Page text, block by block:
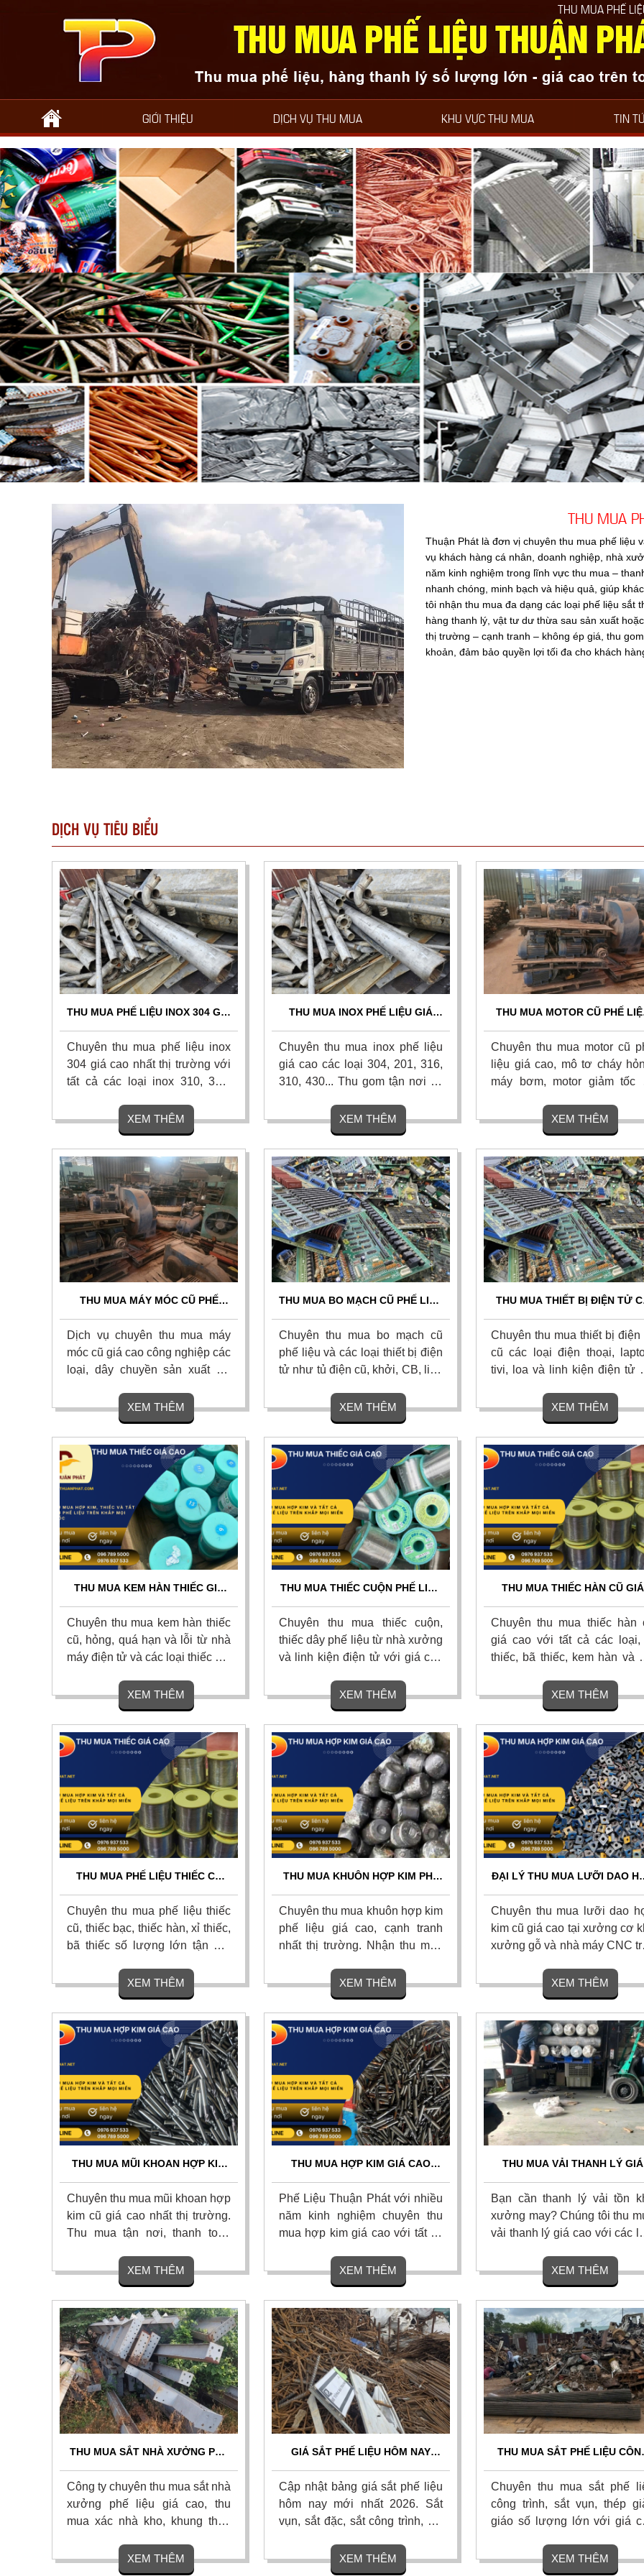
THU MUA PHẾ LIỆU THUẬN PHÁT
GIỚI THIỆU DỊCH VỤ THU MUA KHU VỰC THU MUA TIN
THU MUA
Thuận Phát là đơn vị chuyên thu mua phế liệu
vụ khách hàng cá nhân, doanh nghiệp, nhà
năm kinh nghiệm trong lĩnh vực thu mua –
nhanh chóng, minh bạch và hiệu quả, giúp
tôi nhận thu mua đa dạng các loại phế liệu sắt
hàng thanh lý, vật tư dư thừa sau sản xuất
thị trường – cạnh tranh – không ép giá, thu
khoản, đảm bảo quyền lợi tối đa cho khách
DỊCH VỤ TIÊU BIỂU
THU MUA PHẾ LIỆU INOX 304 GIÁ
BÁO GIÁ NGAY
Chuyên thu mua phế liệu inox
304 giá cao nhất thị trường với
tất cả các loại inox 310, 316,
nghiệp, nhà máy, công trình.
Quy trình cân đo uy tín, thanh
toán nhanh. Hoa hồng cao. Liên
hệ ngay để nhận báo giá hôm
nay!
XEM THÊM
THU MUA INOX PHẾ LIỆU GIÁ
TOÁN NHANH 24/7
Chuyên thu mua inox phế liệu
giá cao các loại 304, 201, 316,
310, 430... Thu gom tận nơi tại
Cân đo chính xác, thanh toán
liền tay 1 lần, chiết khấu hoa
hồng cao cho người giới thiệu.
Liên hệ ngay.
XEM THÊM
THU MUA MOTOR CŨ PHẾ
TOÀN QUỐC
Chuyên thu mua motor cũ
liệu giá cao, mô tơ cháy
máy bơm, motor giảm tốc
mua tận nơi. Thanh toán
mặt nhanh gọn, bốc xếp
ngày, có hoa hồng cao. Liên
ngay.
XEM THÊM
THU MUA MÁY MÓC CŨ PHẾ
TẬN NƠI 24/7
Dịch vụ chuyên thu mua máy
móc cũ giá cao công nghiệp các
loại, dây chuyền sản xuất hư
giá cao sát thị trường. Chúng tôi
cam kết thanh toán nhanh
chóng, tháo dỡ và vận chuyển
miễn phí tận nơi toàn quốc.
XEM THÊM
THU MUA BO MẠCH CŨ PHẾ LIỆU
24/7
Chuyên thu mua bo mạch cũ
phế liệu và các loại thiết bị điện
tử như tủ điện cũ, khởi, CB, linh
hiện nay trên khắp mọi miền tổ
quốc. Cam kết thu mua tận nơi,
uy tín, chuyên nghiệp. Liên hệ
ngay.
XEM THÊM
THU MUA THIẾT BỊ ĐIỆN TỬ
ĐỊNH GIÁ NHANH CHÓNG
Chuyên thu mua thiết bị điện
cũ các loại điện thoại,
tivi, loa và linh kiện điện tử
nhất thị trường. Thu mua
nơi, thủ tục nhanh gọn,
toán nhanh dứt điểm
phút. Liên hệ ngay.
XEM THÊM
THU MUA KEM HÀN THIẾC GIÁ
ĐỊNH GIÁ CHÍNH XÁC
Chuyên thu mua kem hàn thiếc
cũ, hỏng, quá hạn và lỗi từ nhà
máy điện tử và các loại thiếc giá
tận nơi 24/7, định giá minh bạch
theo hàm lượng thiếc, thanh
toán nhanh gọn dứt điểm. Liên
hệ ngay.
XEM THÊM
THU MUA THIẾC CUỘN PHẾ LIỆU
GOM TẬN NƠI 24/7
Chuyên thu mua thiếc cuộn,
thiếc dây phế liệu từ nhà xưởng
và linh kiện điện tử với giá cao
uy tín, thanh toán nhanh một
lần, vận chuyển tận nơi và chiết
khấu hoa hồng hấp dẫn. Liên
hệ ngay.
XEM THÊM
THU MUA THIẾC HÀN CŨ GIÁ
TẬN NƠI, THANH TOÁN
Chuyên thu mua thiếc hàn
giá cao với tất cả các loại,
thiếc, bã thiếc, kem hàn và
với giá cao nhất thị trường,
kết định giá minh bạch, bốc
tận nơi và thanh toán dứt
Liên hệ ngay
XEM THÊM
THU MUA PHẾ LIỆU THIẾC CŨ
GIÁ NGAY, THANH TOÁN TIỀN
MẶT
Chuyên thu mua phế liệu thiếc
cũ, thiếc bạc, thiếc hàn, xỉ thiếc,
bã thiếc số lượng lớn tận nơi
gom nhanh, vận chuyển miễn
phí, thanh toán liền tay và có
hoa hồng cao cho người giới
thiệu. Liên hệ ngay để nhận báo
XEM THÊM
THU MUA KHUÔN HỢP KIM PHẾ
TOÀN QUỐC
Chuyên thu mua khuôn hợp kim
phế liệu giá cao, cạnh tranh
nhất thị trường. Nhận thu mua
mũi khoan, chip hợp kim cũ
hỏng tận nơi. Cân đo uy tín,
khảo sát nhanh chóng, thanh
toán nhanh. Liên hệ ngay để
nhận báo giá chi tiết hôm nay!
XEM THÊM
ĐẠI LÝ THU MUA LƯỠI DAO
GIÁ CAO
Chuyên thu mua lưỡi dao
kim cũ giá cao tại xưởng cơ
xưởng gỗ và nhà máy CNC
gom tất cả các loại mảnh
tiện cũ, dao phay ngón
mũi khoan siêu cứng, chíp
liệu và lưỡi cưa hợp kim
mòn, gãy hoặc hư hỏng.
hệ ngay.
XEM THÊM
THU MUA MŨI KHOAN HỢP KIM
NƠI 24/7
Chuyên thu mua mũi khoan hợp
kim cũ giá cao nhất thị trường.
Thu mua tận nơi, thanh toán
chủng loại, hư hỏng, nứt vỡ từ
xưởng cơ khí. Liên hệ ngay để
nhận báo giá chính xác và ưu
đãi hoa hồng cao.
XEM THÊM
THU MUA HỢP KIM GIÁ CAO
NƠI, UY TÍN
Phế Liệu Thuận Phát với nhiều
năm kinh nghiệm chuyên thu
mua hợp kim giá cao với tất cả
chips, lưỡi dao hợp kim, khuôn
hợp kim.... Thu mua tận nơi, uy
tín, chuyên nghiệp trên khắp
mọi miền tổ quốc. Liên hệ.
XEM THÊM
THU MUA VẢI THANH LÝ GIÁ
TOÁN 1 LẦN
Bạn cần thanh lý vải tồn
xưởng may? Chúng tôi thu
vải thanh lý giá cao với các
giá cao nhất thị trường. Cam
thu mua tận nơi, bốc xếp
hoa hồng cao. Click xem
giá!
XEM THÊM
THU MUA SẮT NHÀ XƯỞNG PHẾ
NƠI
Công ty chuyên thu mua sắt nhà
xưởng phế liệu giá cao, thu
mua xác nhà kho, khung thép
phelieuthuanphat.net Chúng tôi
cam kết định giá chính xác, hỗ
XEM THÊM
GIÁ SẮT PHẾ LIỆU HÔM NAY
CAO TẬN NƠI
Cập nhật bảng giá sắt phế liệu
hôm nay mới nhất 2026. Sắt
vụn, sắt đặc, sắt công trình, sắt
1kg? Xem ngay đại lý thu mua
phế liệu sắt giá cao tận nơi,
XEM THÊM
THU MUA SẮT PHẾ LIỆU
THU MUA TẬN NƠI
Chuyên thu mua sắt phế
công trình, sắt vụn, thép
giáo số lượng lớn với giá
gom tận nơi, dọn dẹp sạch
và thanh toán nhanh
XEM THÊM